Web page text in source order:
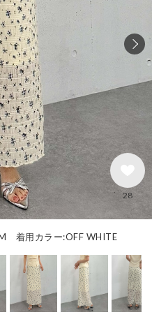
着用カラー:OFF WHITE
28